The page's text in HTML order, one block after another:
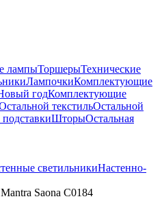
лампыТоршерыТехнические
ЛампочкиКомплектующие
годКомплектующие
текстильОстальной
ШторыОстальная
светильникиНастенно-
Saona C0184